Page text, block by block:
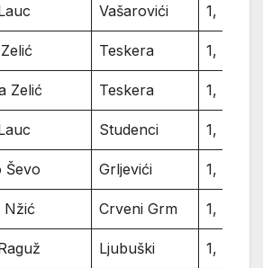
Vašarovići 1,
Teskera 1,
Zelić Teskera 1,
Studenci 1,
Ševo Grljevići 1,
Nžić Crveni Grm 1,
Ljubuški 1,